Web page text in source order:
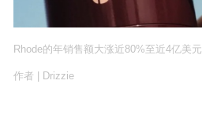
Rhode的年销售额大涨近80%至近4亿美元
作者 | Drizzie